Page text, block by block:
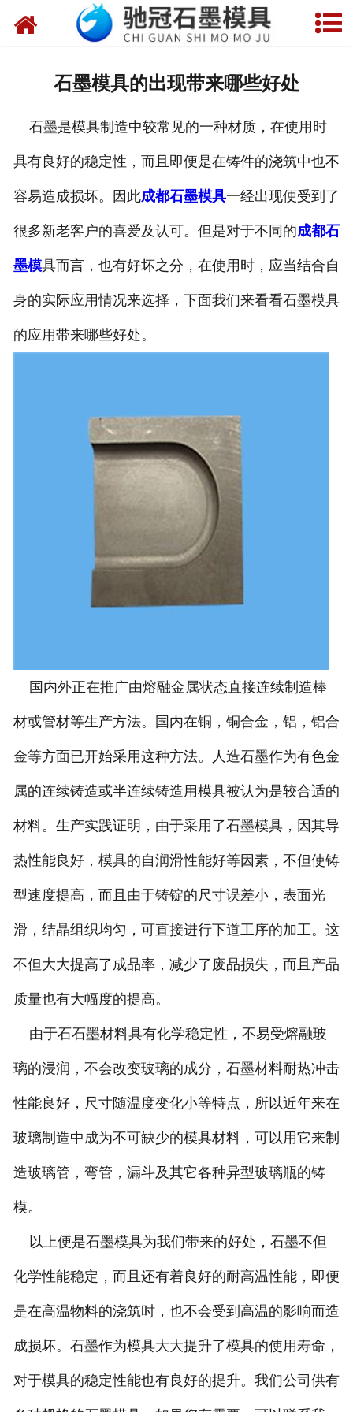
网站首页
联系我们
石墨模具的出现带来哪些好处
石墨是模具制造中较常见的一种材质，在使用时
具有良好的稳定性，而且即便是在铸件的浇筑中也不
容易造成损坏。因此成都石墨模具一经出现便受到了
很多新老客户的喜爱及认可。但是对于不同的成都石
墨模具而言，也有好坏之分，在使用时，应当结合自
身的实际应用情况来选择，下面我们来看看石墨模具
的应用带来哪些好处。
国内外正在推广由熔融金属状态直接连续制造棒
材或管材等生产方法。国内在铜，铜合金，铝，铝合
金等方面已开始采用这种方法。人造石墨作为有色金
属的连续铸造或半连续铸造用模具被认为是较合适的
材料。生产实践证明，由于采用了石墨模具，因其导
热性能良好，模具的自润滑性能好等因素，不但使铸
型速度提高，而且由于铸锭的尺寸误差小，表面光
滑，结晶组织均匀，可直接进行下道工序的加工。这
不但大大提高了成品率，减少了废品损失，而且产品
质量也有大幅度的提高。
由于石石墨材料具有化学稳定性，不易受熔融玻
璃的浸润，不会改变玻璃的成分，石墨材料耐热冲击
性能良好，尺寸随温度变化小等特点，所以近年来在
玻璃制造中成为不可缺少的模具材料，可以用它来制
造玻璃管，弯管，漏斗及其它各种异型玻璃瓶的铸
模。
以上便是石墨模具为我们带来的好处，石墨不但
化学性能稳定，而且还有着良好的耐高温性能，即便
是在高温物料的浇筑时，也不会受到高温的影响而造
成损坏。石墨作为模具大大提升了模具的使用寿命，
对于模具的稳定性能也有良好的提升。我们公司供有